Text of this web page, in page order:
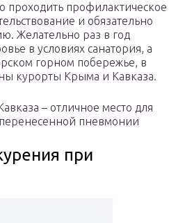
проходить профилактическое
и обязательно
Желательно раз в год
в условиях санатория, а
горном побережье, в
курорты Крыма и Кавказа.
– отличное место для
пневмонии
при